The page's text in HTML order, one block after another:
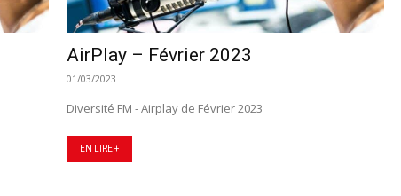
AirPlay – Février 2023
01/03/2023
Diversité FM - Airplay de Février 2023
EN LIRE +